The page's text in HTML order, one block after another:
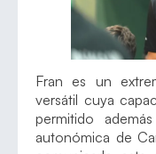
Fran es un
versátil cuya
permitido
autonómica de